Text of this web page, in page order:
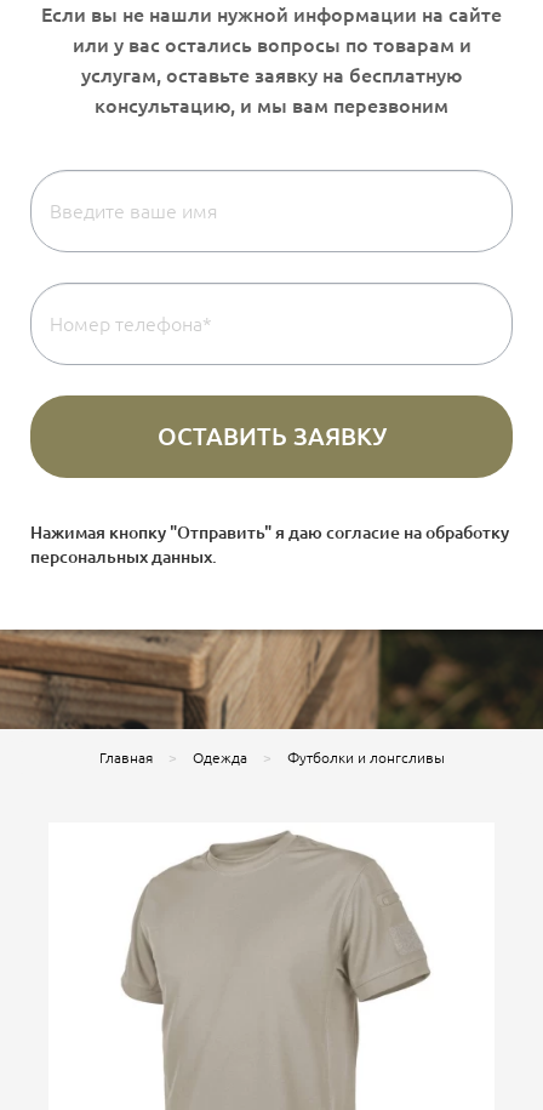
Нажимая кнопку "Отправить" я даю согласие наобработку
персональных данных
Главная Одежда Футболки и лонгсливы